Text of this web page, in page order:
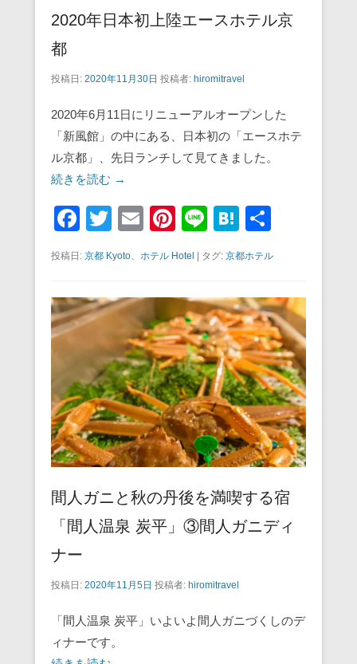
2020年日本初上陸エースホテル京
都
投稿日: 2020年11月30日 投稿者: hiromitravel
2020年6月11日にリニューアルオープンした
「新風館」の中にある、日本初の「エースホテ
ル京都」、先日ランチして見てきました。
続きを読む →
F
a
c
e
b
o
o
k
T
wi
tt
er
E
m
ail
Pi
nt
er
e
st
Li
n
e
H
at
e
n
a
投稿日: 京都 Kyoto、 ホテル Hotel タグ: 京都ホテル
間人ガニと秋の丹後を満喫する宿
「間人温泉 炭平」③間人ガニディ
ナー
投稿日: 2020年11月5日 投稿者: hiromitravel
「間人温泉 炭平」いよいよ間人ガニづくしのデ
ィナーです。